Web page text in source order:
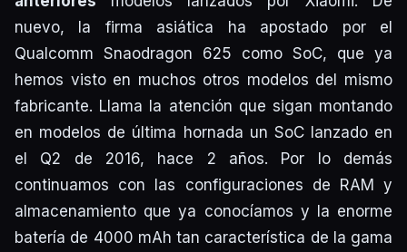
nuevo, la firma asiática ha apostado por el
Qualcomm Snaodragon 625 como SoC, que ya
hemos visto en muchos otros modelos del mismo
fabricante. Llama la atención que sigan montando
en modelos de última hornada un SoC lanzado en
el Q2 de 2016, hace 2 años. Por lo demás
continuamos con las configuraciones de RAM y
almacenamiento que ya conocíamos y la enorme
batería de 4000 mAh tan característica de la gama